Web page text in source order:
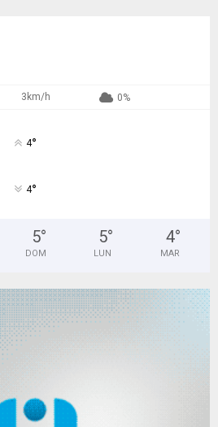
3km/h 0%
4°
4°
5°
DOM
5°
LUN
4°
MAR